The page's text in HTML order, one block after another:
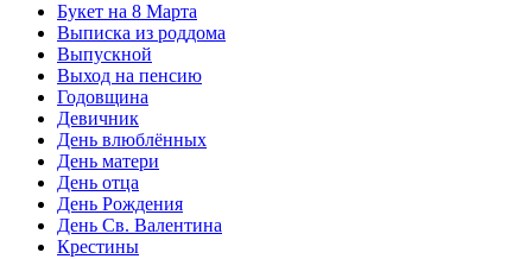
Букет на 8 Марта
Выписка из роддома
Выпускной
Выход на пенсию
Годовщина
Девичник
День влюблённых
День матери
День отца
День Рождения
День Св. Валентина
Крестины